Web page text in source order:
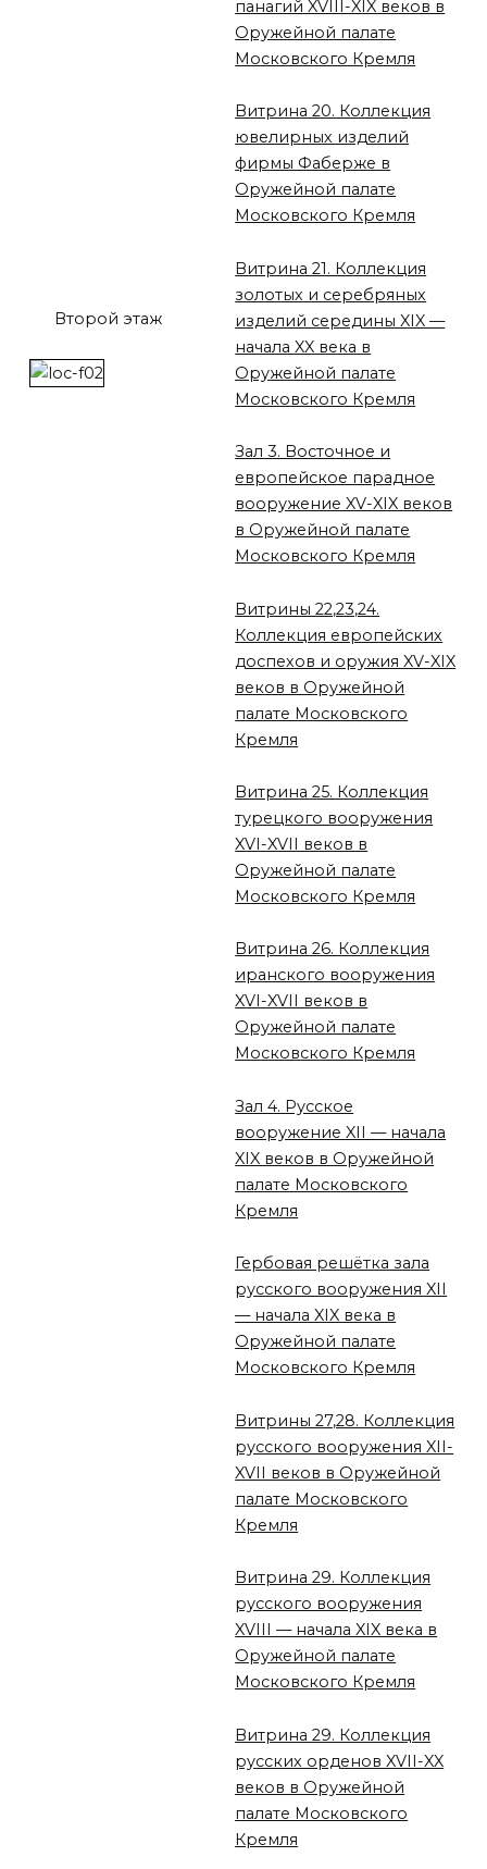
Второй этаж
панагий XVIII-XIX веков в
Оружейной палате
Московского Кремля
Витрина 20. Коллекция
ювелирных изделий
фирмы Фаберже в
Оружейной палате
Московского Кремля
Витрина 21. Коллекция
золотых и серебряных
изделий середины XIX —
начала XX века в
Оружейной палате
Московского Кремля
Зал 3. Восточное и
европейское парадное
вооружение XV-XIX веков
в Оружейной палате
Московского Кремля
Витрины 22,23,24.
Коллекция европейских
доспехов и оружия XV-XIX
веков в Оружейной
палате Московского
Кремля
Витрина 25. Коллекция
турецкого вооружения
XVI-XVII веков в
Оружейной палате
Московского Кремля
Витрина 26. Коллекция
иранского вооружения
XVI-XVII веков в
Оружейной палате
Московского Кремля
Зал 4. Русское
вооружение XII — начала
XIX веков в Оружейной
палате Московского
Кремля
Гербовая решётка зала
русского вооружения XII
— начала XIX века в
Оружейной палате
Московского Кремля
Витрины 27,28. Коллекция
русского вооружения XII-
XVII веков в Оружейной
палате Московского
Кремля
Витрина 29. Коллекция
русского вооружения
XVIII — начала XIX века в
Оружейной палате
Московского Кремля
Витрина 29. Коллекция
русских орденов XVII-XX
веков в Оружейной
палате Московского
Кремля